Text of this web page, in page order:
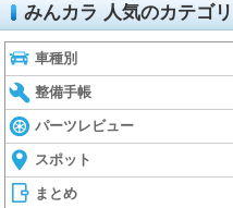
みんカラ 人気のカテゴリ
車種別
整備手帳
パーツレビュー
スポット
まとめ